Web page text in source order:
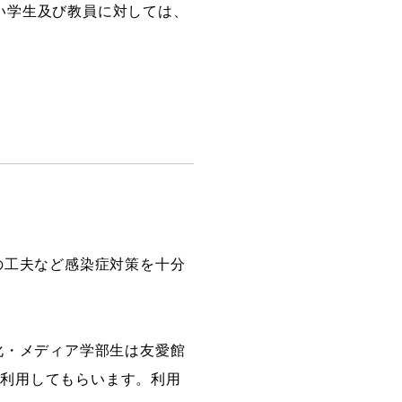
生及び教員に対しては、
夫など感染症対策を十分
メディア学部生は友愛館
用してもらいます。利用